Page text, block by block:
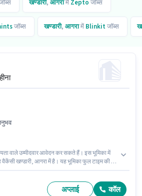
खण्डारी, आगरामें Zepto जॉब्स
जॉब्स खण्डारी, आगरामें Blinkitजॉब्स
वाले उम्मीदवार आवेदन कर सकते हैं। इस भूमिका में
खण्डारी, आगरा में है। यह भूमिका फुल टाइम की है,
अप्लाई कॉल